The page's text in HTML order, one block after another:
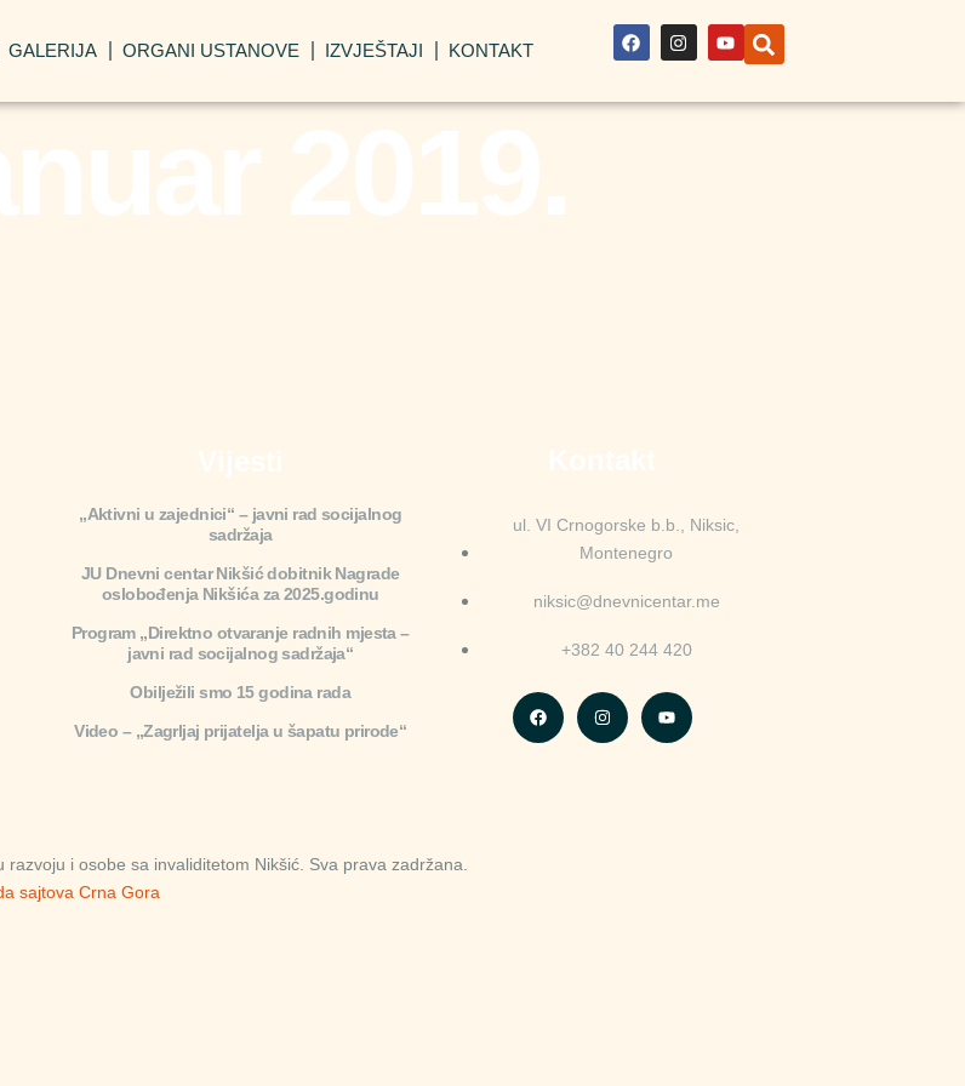
GALERIJA ORGANI USTANOVE IZVJEŠTAJI KONTAKT
„Aktivni u zajednici“ – javni rad socijalnog
sadržaja
JU Dnevni centar Nikšić dobitnik Nagrade
oslobođenja Nikšića za 2025.godinu
Program „Direktno otvaranje radnih mjesta –
javni rad socijalnog sadržaja“
Obilježili smo 15 godina rada
Video – „Zagrljaj prijatelja u šapatu prirode“
ul. VI Crnogorske b.b., Niksic,
Montenegro
niksic@dnevnicentar.me
+382 40 244 420
i osobe sa invaliditetom Nikšić. Sva prava zadržana.
sajtova Crna Gora